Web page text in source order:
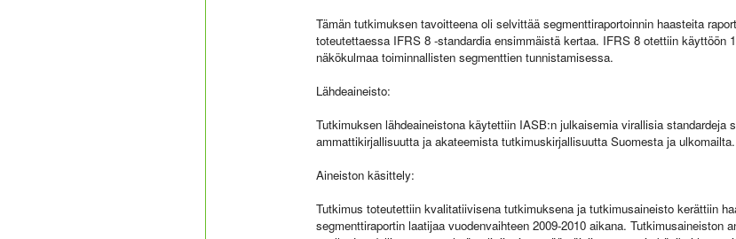
Tämän tutkimuksen tavoitteena oli selvittää segmenttiraportoinnin haasteita
toteutettaessa IFRS 8 -standardia ensimmäistä kertaa. IFRS 8 otettiin käyttöön
näkökulmaa toiminnallisten segmenttien tunnistamisessa.
Lähdeaineisto:
Tutkimuksen lähdeaineistona käytettiin IASB:n julkaisemia virallisia standardeja
ammattikirjallisuutta ja akateemista tutkimuskirjallisuutta Suomesta ja ulkomailta.
Aineiston käsittely:
Tutkimus toteutettiin kvalitatiivisena tutkimuksena ja tutkimusaineisto kerättiin
segmenttiraportin laatijaa vuodenvaihteen 2009-2010 aikana. Tutkimusaineiston